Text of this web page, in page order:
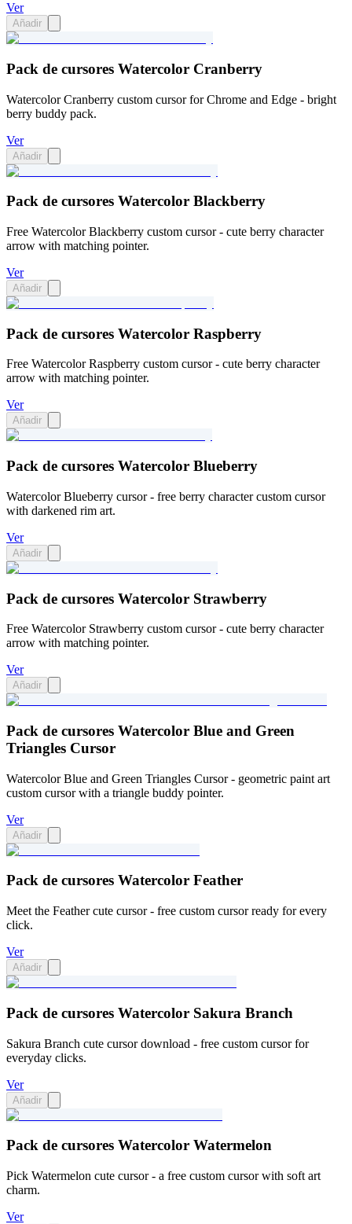
Ver
Añadir
Pack de cursores Watercolor Cranberry
Watercolor Cranberry custom cursor for Chrome and Edge - bright
berry buddy pack.
Ver
Añadir
Pack de cursores Watercolor Blackberry
Free Watercolor Blackberry custom cursor - cute berry character
arrow with matching pointer.
Ver
Añadir
Pack de cursores Watercolor Raspberry
Free Watercolor Raspberry custom cursor - cute berry character
arrow with matching pointer.
Ver
Añadir
Pack de cursores Watercolor Blueberry
Watercolor Blueberry cursor - free berry character custom cursor
with darkened rim art.
Ver
Añadir
Pack de cursores Watercolor Strawberry
Free Watercolor Strawberry custom cursor - cute berry character
arrow with matching pointer.
Ver
Añadir
Pack de cursores Watercolor Blue and Green
Triangles Cursor
Watercolor Blue and Green Triangles Cursor - geometric paint art
custom cursor with a triangle buddy pointer.
Ver
Añadir
Pack de cursores Watercolor Feather
Meet the Feather cute cursor - free custom cursor ready for every
click.
Ver
Añadir
Pack de cursores Watercolor Sakura Branch
Sakura Branch cute cursor download - free custom cursor for
everyday clicks.
Ver
Añadir
Pack de cursores Watercolor Watermelon
Pick Watermelon cute cursor - a free custom cursor with soft art
charm.
Ver